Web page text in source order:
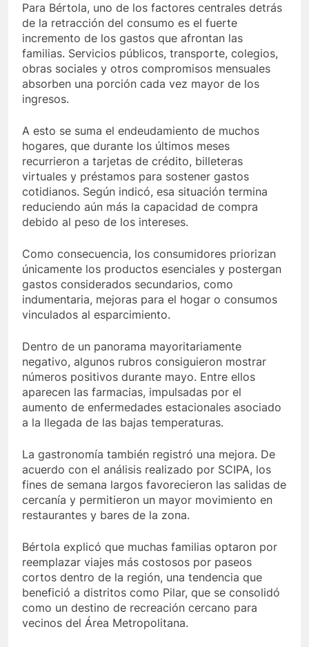
Para Bértola, uno de los factores centrales detrás
de la retracción del consumo es el fuerte
incremento de los gastos que afrontan las
familias. Servicios públicos, transporte, colegios,
obras sociales y otros compromisos mensuales
absorben una porción cada vez mayor de los
ingresos.
A esto se suma el endeudamiento de muchos
hogares, que durante los últimos meses
recurrieron a tarjetas de crédito, billeteras
virtuales y préstamos para sostener gastos
cotidianos. Según indicó, esa situación termina
reduciendo aún más la capacidad de compra
debido al peso de los intereses.
Como consecuencia, los consumidores priorizan
únicamente los productos esenciales y postergan
gastos considerados secundarios, como
indumentaria, mejoras para el hogar o consumos
vinculados al esparcimiento.
Dentro de un panorama mayoritariamente
negativo, algunos rubros consiguieron mostrar
números positivos durante mayo. Entre ellos
aparecen las farmacias, impulsadas por el
aumento de enfermedades estacionales asociado
a la llegada de las bajas temperaturas.
La gastronomía también registró una mejora. De
acuerdo con el análisis realizado por SCIPA, los
fines de semana largos favorecieron las salidas de
cercanía y permitieron un mayor movimiento en
restaurantes y bares de la zona.
Bértola explicó que muchas familias optaron por
reemplazar viajes más costosos por paseos
cortos dentro de la región, una tendencia que
benefició a distritos como Pilar, que se consolidó
como un destino de recreación cercano para
vecinos del Área Metropolitana.